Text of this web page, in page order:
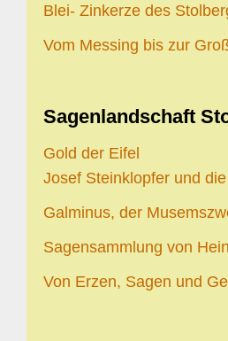
Blei- Zinkerze des
Vom Messing bis zur
Sagenlandschaft
Gold der Eifel
Josef Steinklopfer und
Galminus, der
Sagensammlung von
Von Erzen, Sagen und